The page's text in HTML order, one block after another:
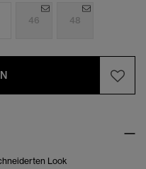
46 48
Look